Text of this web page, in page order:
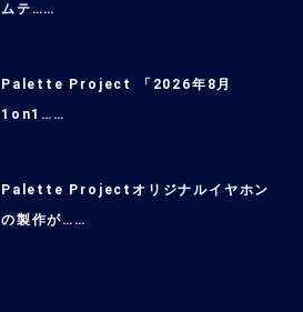
ムテ……
Palette Project 「2026年8月
1on1……
Palette Projectオリジナルイヤホン
の製作が……